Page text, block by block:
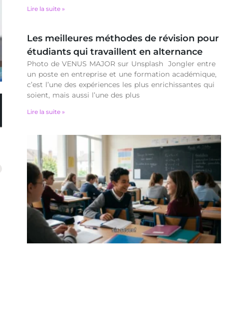
Lire la suite »
Les meilleures méthodes de révision pour
étudiants qui travaillent en alternance
Photo de VENUS MAJOR sur Unsplash Jongler entre
un poste en entreprise et une formation académique,
c’est l’une des expériences les plus enrichissantes qui
soient, mais aussi l’une des plus
Lire la suite »